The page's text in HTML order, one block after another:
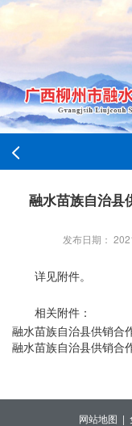
融水苗族自治县
发布日期：
详见附件。
相关附件：
融水苗族自治县供销合
融水苗族自治县供销合
网站地图 |